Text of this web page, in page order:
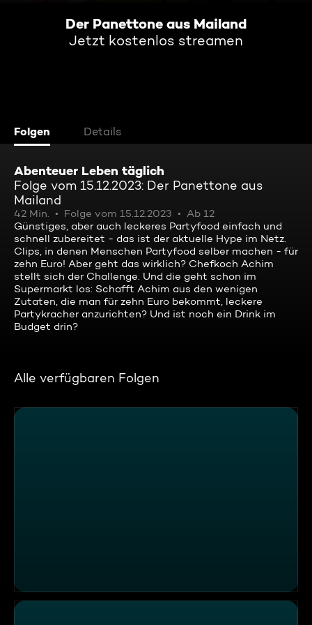
Der Panettone aus Mailand
Jetzt kostenlos streamen
Folgen Details
Abenteuer Leben täglich
Folge vom 15.12.2023: Der Panettone aus
Mailand
42 Min. Folge vom 15.12.2023
Ab 12
Günstiges, aber auch leckeres Partyfood einfach und
schnell zubereitet - das ist der aktuelle Hype im Netz.
Clips, in denen Menschen Partyfood selber machen - für
zehn Euro! Aber geht das wirklich? Chefkoch Achim
stellt sich der Challenge. Und die geht schon im
Supermarkt los: Schafft Achim aus den wenigen
Zutaten, die man für zehn Euro bekommt, leckere
Partykracher anzurichten? Und ist noch ein Drink im
Budget drin?
Alle verfügbaren Folgen
Der Panettone aus Mailand